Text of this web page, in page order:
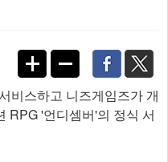
비스하고 니즈게임즈가 개
RPG '언디셈버'의 정식 서